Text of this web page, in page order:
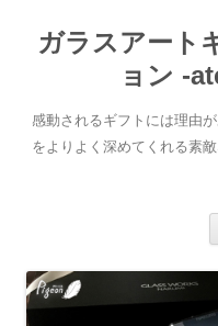
ガラスアート
ョン -
感動されるギフトには理由
をよりよく深めてくれる素